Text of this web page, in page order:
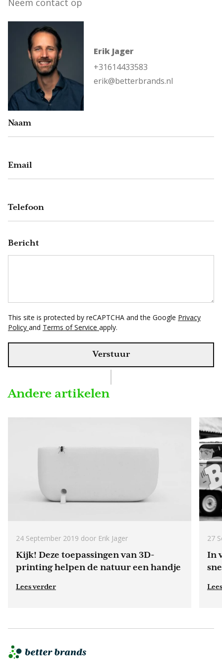
Erik Jager
+31614433583
erik@betterbrands.nl
Naam
Email
Telefoon
Bericht
This site is protected by reCAPTCHA and the Google Privacy
Policy and Terms of Service apply.
Verstuur
Andere artikelen
Kijk! Deze toepassingen van 3D-
printing helpen de natuur een handje
24 September 2019 door Erik Jager
Lees verder
In
27